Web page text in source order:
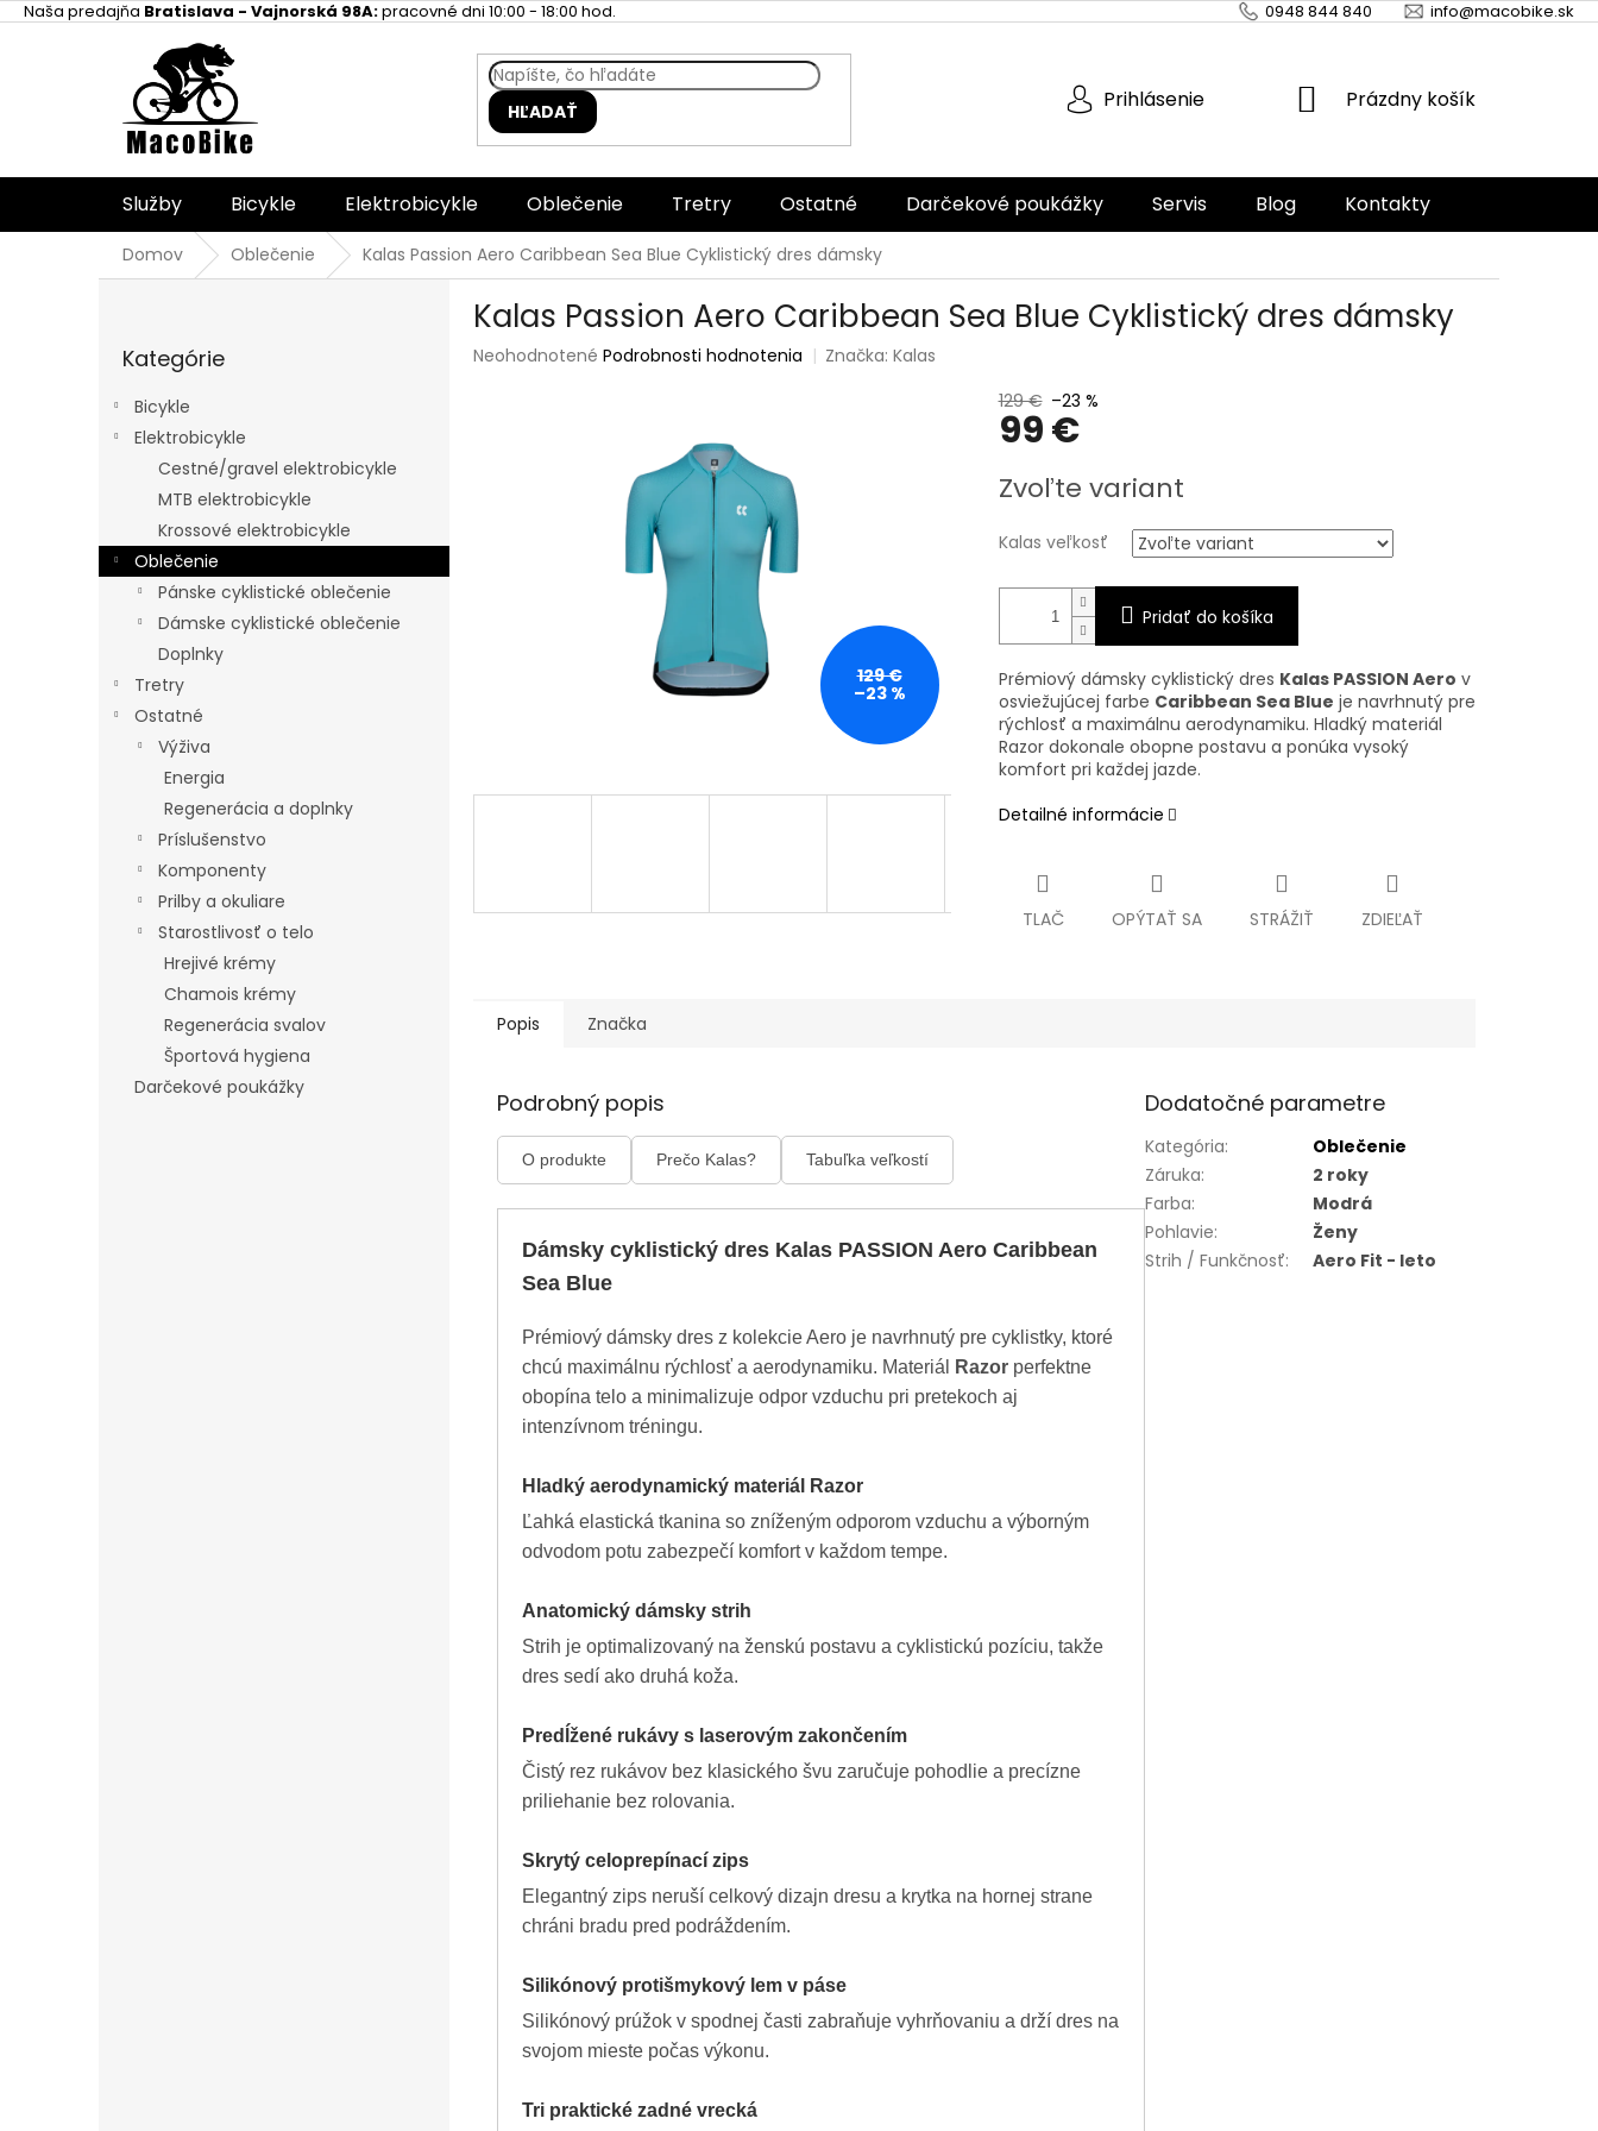
PrejsťNaša predajňa Bratislava - Vajnorská 98A:pracovné dni 10:00 - 18:00 hod. 0948 844 840 info@macobike.sk
HĽADAŤ Prihlásenie
NÁKUPNÝ
Prázdny košík
Služby Bicykle Elektrobicykle Oblečenie Tretry Ostatné Darčekové poukážky Servis Blog Kontakty
Domov Oblečenie Kalas Passion Aero Caribbean Sea Blue Cyklistický dres dámsky
kategórie
Kategórie
Bicykle
Elektrobicykle
Cestné/gravel elektrobicykle
MTB elektrobicykle
Krossové elektrobicykle
Oblečenie
Pánske cyklistické oblečenie
Dámske cyklistické oblečenie
Doplnky
Tretry
Ostatné
Výživa
Energia
Regenerácia a doplnky
Príslušenstvo
Komponenty
Prilby a okuliare
Starostlivosť o telo
Hrejivé krémy
Chamois krémy
Regenerácia svalov
Športová hygiena
Darčekové poukážky
Kalas Passion Aero Caribbean Sea Blue Cyklistický dres dámsky
Priemerné
Neohodnotené Podrobnosti hodnotenia Značka:Kalas
129 €
–23 %
129 € –23 %
99 €
cena:
Zvoľte variant
Kalas veľkosť
Pridať do košíka
Prémiový dámsky cyklistický dres Kalas PASSION Aero v
osviežujúcej farbe Caribbean Sea Blue je navrhnutý pre
rýchlosť a maximálnu aerodynamiku. Hladký materiál
Razor dokonale obopne postavu a ponúka vysoký
komfort pri každej jazde.
Detailné informácie
TLAČ OPÝTAŤ SA STRÁŽIŤ ZDIEĽAŤ
Popis Značka
Podrobný popis
O produkte Prečo Kalas? Tabuľka veľkostí
Dámsky cyklistický dres Kalas PASSION Aero Caribbean
Sea Blue
Prémiový dámsky dres z kolekcie Aero je navrhnutý pre cyklistky, ktoré
chcú maximálnu rýchlosť a aerodynamiku. Materiál
Razor perfektne
obopína telo a minimalizuje odpor vzduchu pri pretekoch aj
intenzívnom tréningu.
Hladký aerodynamický materiál Razor
Ľahká elastická tkanina so zníženým odporom vzduchu a výborným
odvodom potu zabezpečí komfort v každom tempe.
Anatomický dámsky strih
Strih je optimalizovaný na ženskú postavu a cyklistickú pozíciu, takže
dres sedí ako druhá koža.
Predĺžené rukávy s laserovým zakončením
Čistý rez rukávov bez klasického švu zaručuje pohodlie a precízne
priliehanie bez rolovania.
Skrytý celoprepínací zips
Elegantný zips neruší celkový dizajn dresu a krytka na hornej strane
chráni bradu pred podráždením.
Silikónový protišmykový lem v páse
Silikónový prúžok v spodnej časti zabraňuje vyhrňovaniu a drží dres na
svojom mieste počas výkonu.
Tri praktické zadné vrecká
Dodatočné parametre
Kategória:
Oblečenie
Záruka:
2 roky
Farba:
Modrá
Pohlavie:
Ženy
Strih / Funkčnosť: Aero Fit - leto